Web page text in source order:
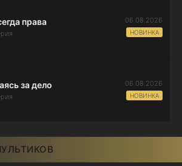
права 06.08.2026
НОВИНКА
за дело 06.08.2026
НОВИНКА